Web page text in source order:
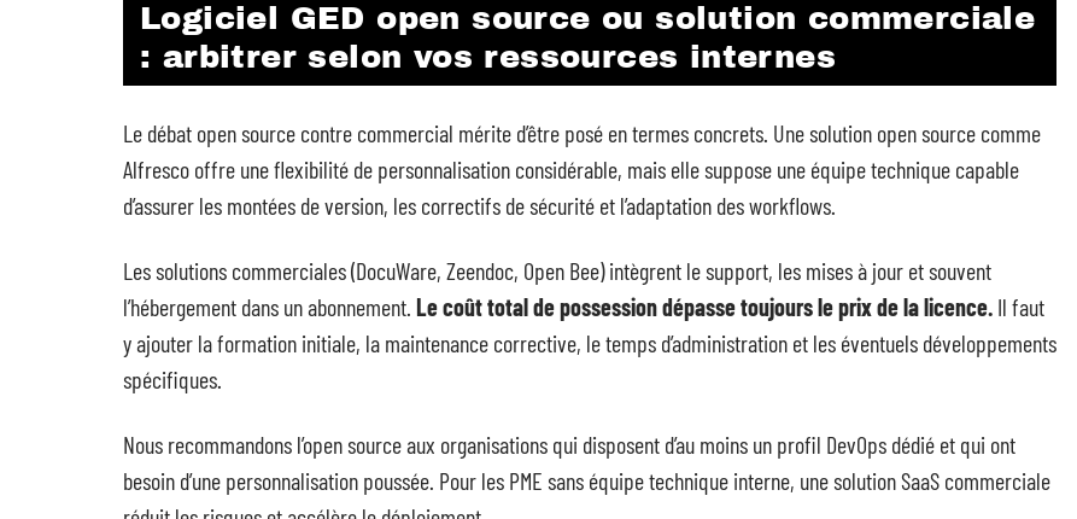
Logiciel GED open source ou solution commerciale
: arbitrer selon vos ressources internes
Le débat open source contre commercial mérite d’être posé en termes concrets. Une solution open source comme
Alfresco offre une flexibilité de personnalisation considérable, mais elle suppose une équipe technique capable
d’assurer les montées de version, les correctifs de sécurité et l’adaptation des workflows.
Les solutions commerciales (DocuWare, Zeendoc, Open Bee) intègrent le support, les mises à jour et souvent
l’hébergement dans un abonnement. Le coût total de possession dépasse toujours le prix de la licence. Il faut
y ajouter la formation initiale, la maintenance corrective, le temps d’administration et les éventuels développements
spécifiques.
Nous recommandons l’open source aux organisations qui disposent d’au moins un profil DevOps dédié et qui ont
besoin d’une personnalisation poussée. Pour les PME sans équipe technique interne, une solution SaaS commerciale